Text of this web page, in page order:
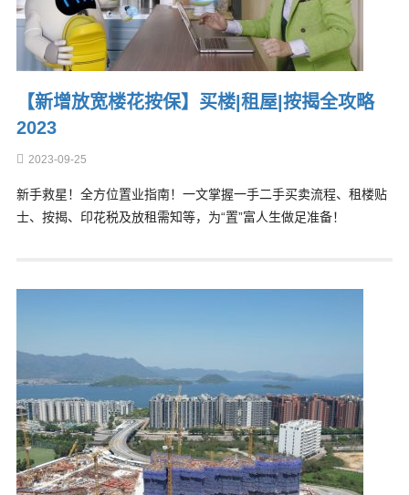
【新增放宽楼花按保】买楼|租屋|按揭全攻略
2023
2023-09-25
新手救星！全方位置业指南！一文掌握一手二手买卖流程、租楼贴
士、按揭、印花税及放租需知等，为“置”富人生做足准备！